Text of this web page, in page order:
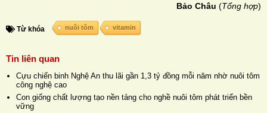
Bảo Châu (Tổng hợp)
Từ khóa nuôi tôm vitamin
Tin liên quan
Cựu chiến binh Nghệ An thu lãi gần 1,3 tỷ đồng mỗi năm nhờ nuôi tôm
công nghệ cao
Con giống chất lượng tạo nền tảng cho nghề nuôi tôm phát triển bền
vững